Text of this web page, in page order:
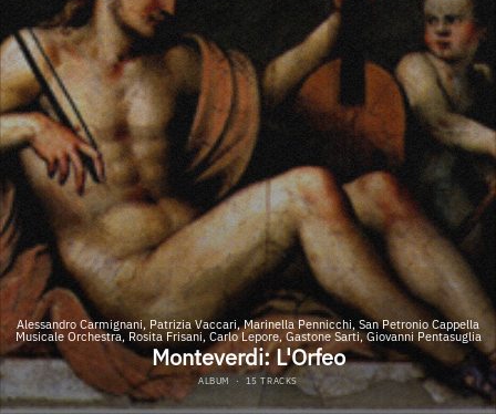
Alessandro Carmignani, Patrizia Vaccari, Marinella Pennicchi, San Petronio Cappella
Musicale Orchestra, Rosita Frisani, Carlo Lepore, Gastone Sarti, Giovanni Pentasuglia
Monteverdi: L'Orfeo
ALBUM · 15 TRACKS